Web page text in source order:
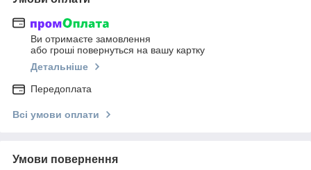
Ви отримаєте замовлення
або гроші повернуться на вашу картку
Детальніше
Передоплата
Всі умови оплати
Умови повернення